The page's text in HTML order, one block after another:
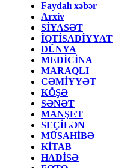
Faydalı xəbər
Arxiv
SİYASƏT
İQTİSADİYYAT
DÜNYA
MEDİCİNA
MARAQLI
CƏMİYYƏT
KÖŞƏ
SƏNƏT
MANŞET
SEÇİLƏN
MÜSAHİBƏ
KİTAB
HADİSƏ